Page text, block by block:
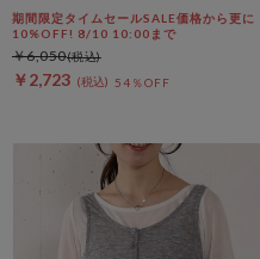
期間限定タイムセールSALE価格から更に
10%OFF! 8/10 10:00まで
￥2,723 54％OFF
￥6,050